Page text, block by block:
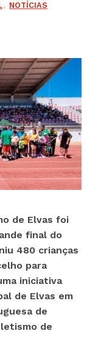
NOTÍCIAS
de Elvas foi
final do
480 crianças
para
iniciativa
de Elvas em
de
de